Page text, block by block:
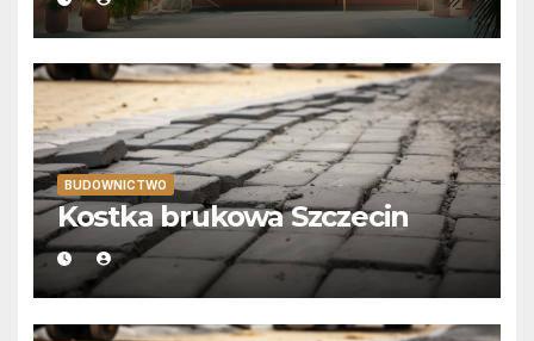
BUDOWNICTWO
Kostka brukowa Szczecin